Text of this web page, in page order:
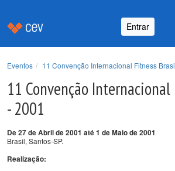
Entrar
Eventos 11 Convenção Internacional Fitness
11 Convenção
- 2001
De 27 de Abril de 2001 até 1 de Maio de 2001
Brasil, Santos-SP.
Realização: